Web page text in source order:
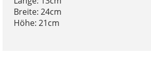
Breite: 24cm
Höhe: 21cm